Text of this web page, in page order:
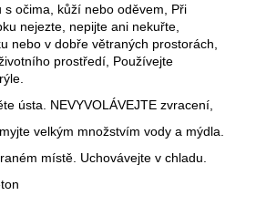
s očima, kůží nebo oděvem, Při
nejezte, nepijte ani nekuřte,
nebo v dobře větraných prostorách,
prostředí, Používejte
ústa. NEVYVOLÁVEJTE zvracení,
velkým množstvím vody a mýdla.
místě. Uchovávejte v chladu.